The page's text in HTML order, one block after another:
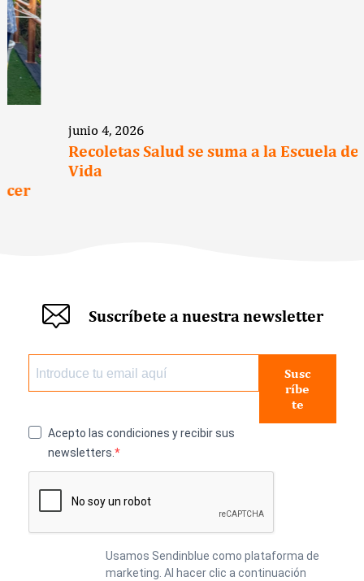
junio 4, 2026
Recoletas Salud se suma a la Escuela de
Suscríbete a nuestra newsletter
Susc
ríbe
te
Acepto las condiciones y recibir sus
newsletters.
Usamos Sendinblue como plataforma de
marketing. Al hacer clic a continuación